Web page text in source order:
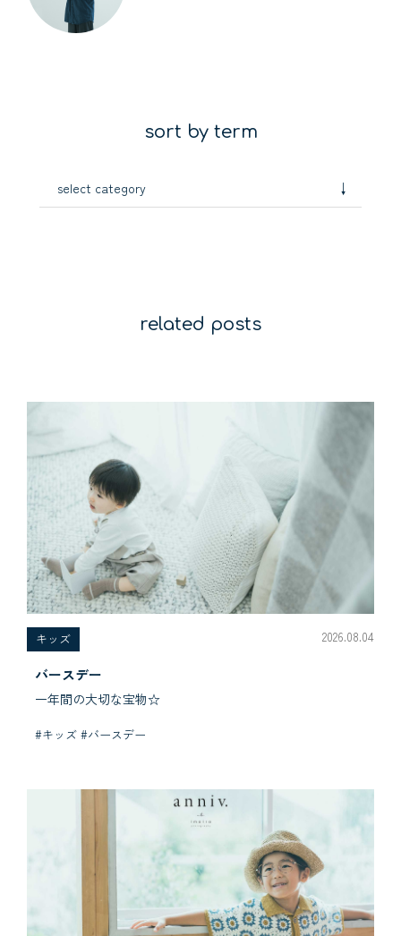
sort by term
select category ↓
related posts
キッズ 2026.08.04
バースデー
一年間の大切な宝物☆
#キッズ #バースデー